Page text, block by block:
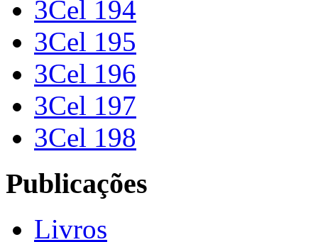
3Cel 194
3Cel 195
3Cel 196
3Cel 197
3Cel 198
Publicações
Livros